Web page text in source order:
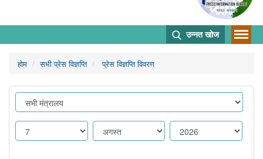
उन्नत खोज
होम सभी प्रेस विज्ञप्ति प्रेस विज्ञप्ति विवरण